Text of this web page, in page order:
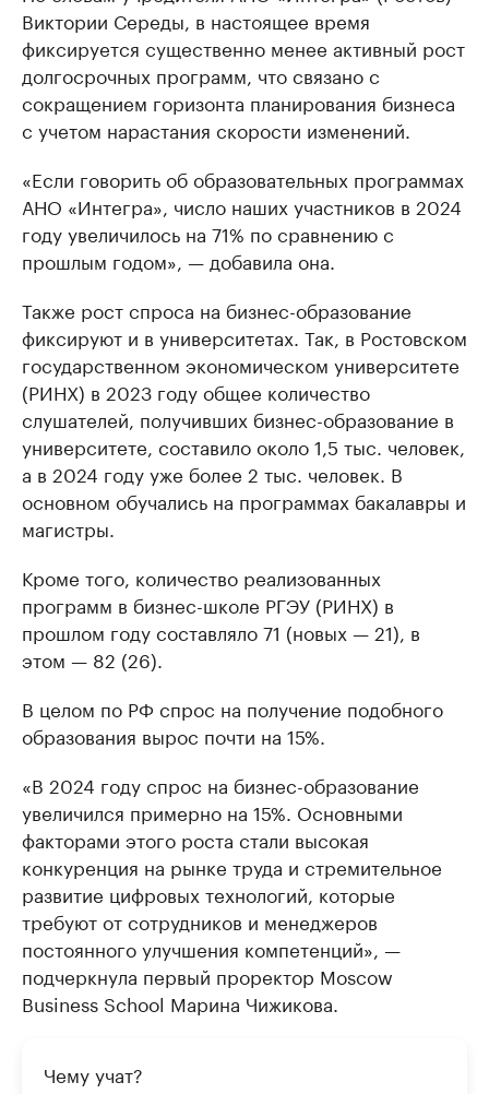
Виктории Середы, в настоящее время
фиксируется существенно менее активный рост
долгосрочных программ, что связано с
сокращением горизонта планирования бизнеса
с учетом нарастания скорости изменений.
«Если говорить об образовательных программах
АНО «Интегра», число наших участников в 2024
году увеличилось на 71% по сравнению с
прошлым годом», — добавила она.
Также рост спроса на бизнес-образование
фиксируют и в университетах. Так, в Ростовском
государственном экономическом университете
(РИНХ) в 2023 году общее количество
слушателей, получивших бизнес-образование в
университете, составило около 1,5 тыс. человек,
а в 2024 году уже более 2 тыс. человек. В
основном обучались на программах бакалавры и
магистры.
Кроме того, количество реализованных
программ в бизнес-школе РГЭУ (РИНХ) в
прошлом году составляло 71 (новых — 21), в
этом — 82 (26).
В целом по РФ спрос на получение подобного
образования вырос почти на 15%.
«В 2024 году спрос на бизнес-образование
увеличился примерно на 15%. Основными
факторами этого роста стали высокая
конкуренция на рынке труда и стремительное
развитие цифровых технологий, которые
требуют от сотрудников и менеджеров
постоянного улучшения компетенций», —
подчеркнула первый проректор Moscow
Business School Марина Чижикова.
Чему учат?